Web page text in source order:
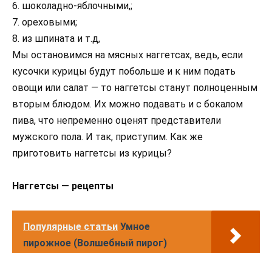
6. шоколадно-яблочными,;
7. ореховыми;
8. из шпината и т.д,
Мы остановимся на мясных наггетсах, ведь, если
кусочки курицы будут побольше и к ним подать
овощи или салат — то наггетсы станут полноценным
вторым блюдом. Их можно подавать и с бокалом
пива, что непременно оценят представители
мужского пола. И так, приступим. Как же
приготовить наггетсы из курицы?
Наггетсы — рецепты
Популярные статьи Умное
пирожное (Волшебный пирог)